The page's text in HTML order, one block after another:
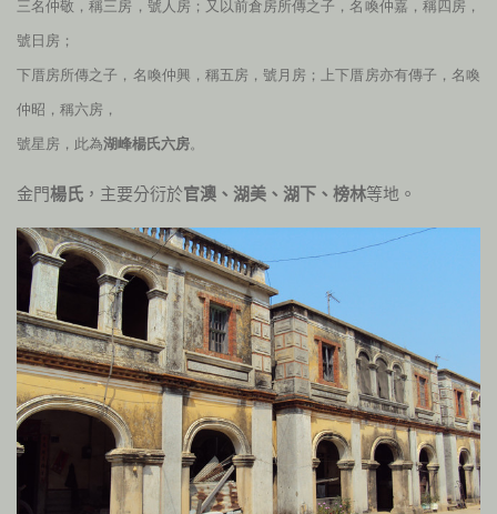
三名仲敬，稱三房，號人房；又以前倉房所傳之子，名喚仲嘉，稱四房，
號日房；
下厝房所傳之子，名喚仲興，稱五房，號月房；上下厝房亦有傳子，名喚
仲昭，稱六房，
號星房，此為湖峰楊氏六房。
金門楊氏 ，主要分衍於官澳、湖美、湖下、榜林等地。